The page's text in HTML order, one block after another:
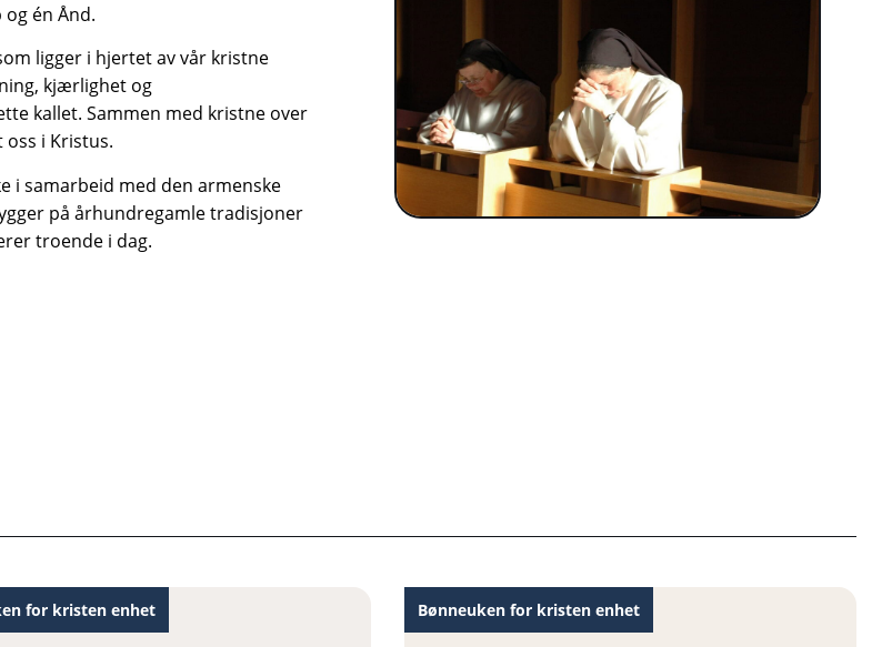
én Ånd.
ligger i hjertet av vår kristne
kjærlighet og
kallet. Sammen med kristne over
i Kristus.
i samarbeid med den armenske
på århundregamle tradisjoner
troende i dag.
for kristen enhet Bønneuken for kristen enhet